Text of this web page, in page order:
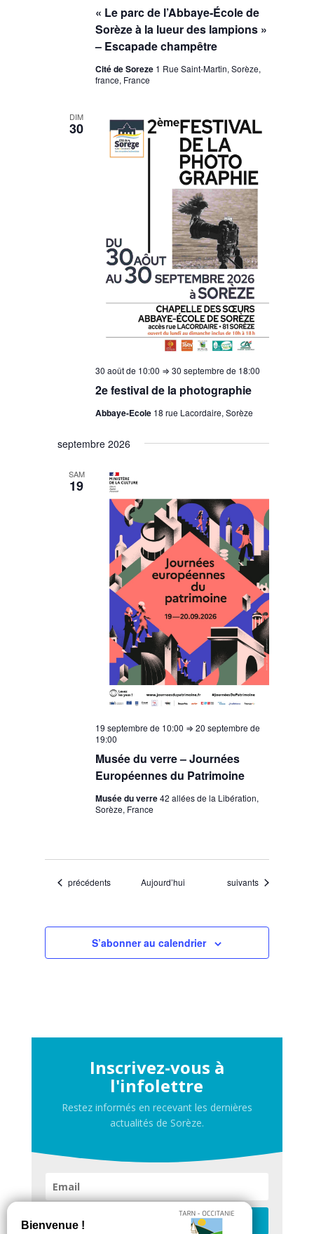
« Le parc de l’Abbaye‑École de
Sorèze à la lueur des lampions »
– Escapade champêtre
Cité de Soreze 1 Rue Saint-Martin, Sorèze,
france, France
DIM
30
2e festival de la photographie
30 août de 10:00 ⇒30 septembre de 18:00
Abbaye-Ecole 18 rue Lacordaire, Sorèze
septembre 2026
SAM
19
Musée du verre – Journées
Européennes du Patrimoine
19 septembre de 10:00 ⇒20 septembre de
19:00
Musée du verre42 allées de la Libération,
Sorèze, France
Évènements
précédents Aujourd’hui Évènements
suivants
S’abonner au calendrier
Inscrivez-vous à
l'infolettre
Restez informés en recevant les dernières
actualités de Sorèze.